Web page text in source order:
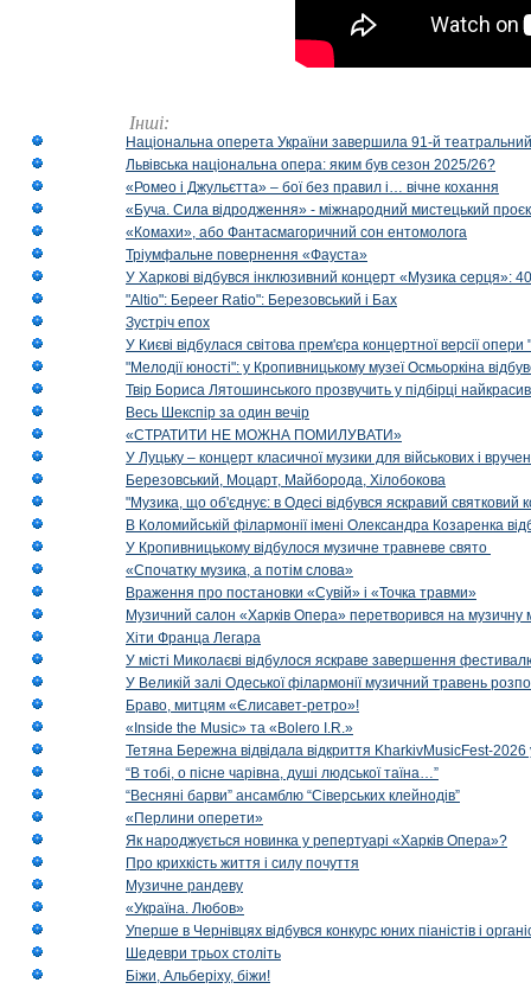
Інші:
Національна оперета України завершила 91-й
Львівська національна опера: яким був сезон 2025/26?
«Ромео і Джульєтта» – бої без правил і… вічне кохання
«Буча. Сила відродження» - міжнародний мистецький
«Комахи», або Фантасмагоричний сон ентомолога
Тріумфальне повернення «Фауста»
У Харкові відбувся інклюзивний концерт «Музика серця»:
"Altio": Береer Ratio": Березовський і Бах
Зустріч епох
У Києві відбулася світова прем'єра концертної версії
"Мелодії юності": у Кропивницькому музеї Осмьоркіна
Твір Бориса Лятошинського прозвучить у підбірці
Весь Шекспір за один вечір
«СТРАТИТИ НЕ МОЖНА ПОМИЛУВАТИ»
У Луцьку – концерт класичної музики для військових і
Березовський, Моцарт, Майборода, Хілобокова
"Музика, що об'єднує: в Одесі відбувся яскравий
В Коломийській філармонії імені Олександра Козаренка
У Кропивницькому відбулося музичне травневе свято
«Спочатку музика, а потім слова»
Враження про постановки «Сувій» і «Точка травми»
Музичний салон «Харків Опера» перетворився на музичну
Хіти Франца Легара
У місті Миколаєві відбулося яскраве завершення
У Великій залі Одеської філармонії музичний травень
Браво, митцям «Єлисавет-ретро»!
«Inside the Music» та «Bolero I.R.»
Тетяна Бережна відвідала відкриття KharkivMusicFest-2026
“В тобі, о пісне чарівна, душі людської таїна…”
“Весняні барви” ансамблю “Сіверських клейнодів”
«Перлини оперети»
Як народжується новинка у репертуарі «Харків Опера»?
Про крихкість життя і силу почуття
Музичне рандеву
«Україна. Любов»
Уперше в Чернівцях відбувся конкурс юних піаністів і
Шедеври трьох століть
Біжи, Альберіху, біжи!